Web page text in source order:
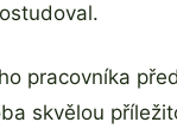
pracovníka
skvělou